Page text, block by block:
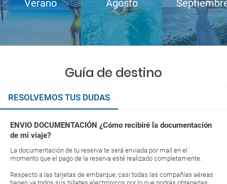
Verano Agosto
Guía de destino
RESOLVEMOS TUS DUDAS
ENVIO DOCUMENTACIÓN ¿Cómo recibiré la documentación
de mi viaje?
La documentación de tu reserva te será enviada por mail en el
momento que el pago de la reserva esté realizado completamente.
Respecto a las tarjetas de embarque, casi todas las compañías aéreas